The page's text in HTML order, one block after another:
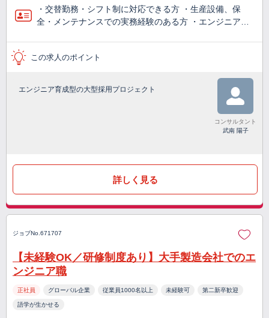
・交替勤務・シフト制に対応できる方 ・生産設備、保
全・メンテナンスでの実務経験のある方 ・エンジニア…
この求人のポイント
エンジニア育成型の大型採用プロジェクト
コンサルタント
武南 陽子
詳しく見る
ジョブNo.671707
【未経験OK／研修制度あり】大手製造会社でのエ
ンジニア職
正社員 グローバル企業 従業員1000名以上 未経験可 第二新卒歓迎
語学が生かせる